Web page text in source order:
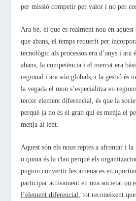
per missió competir per valor i no per
Ara bé, el que és realment nou en
que abans, el temps requerit per
tecnològic als processos era d’anys i ara
abans, la competència i el mercat era
regional i ara són globals, i la gestió és
la vegada el mon s’especialitza en
tercer element diferencial, és que la
perquè ja no és el gran qui es menja el
menja al lent.
Aquest són els nous reptes a afrontar i
o quina és la clau perquè els
puguin convertir les amenaces en
participar activament en una societaton
l’element diferencial, tot reconeixent